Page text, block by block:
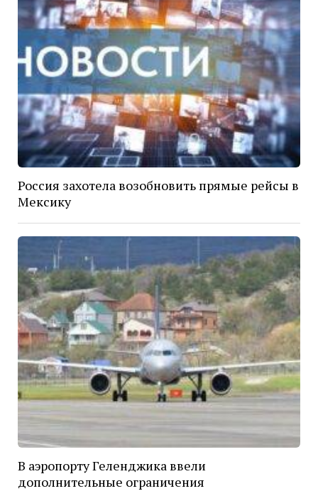
Россия захотела возобновить прямые рейсы в
Мексику
В аэропорту Геленджика ввели
дополнительные ограничения